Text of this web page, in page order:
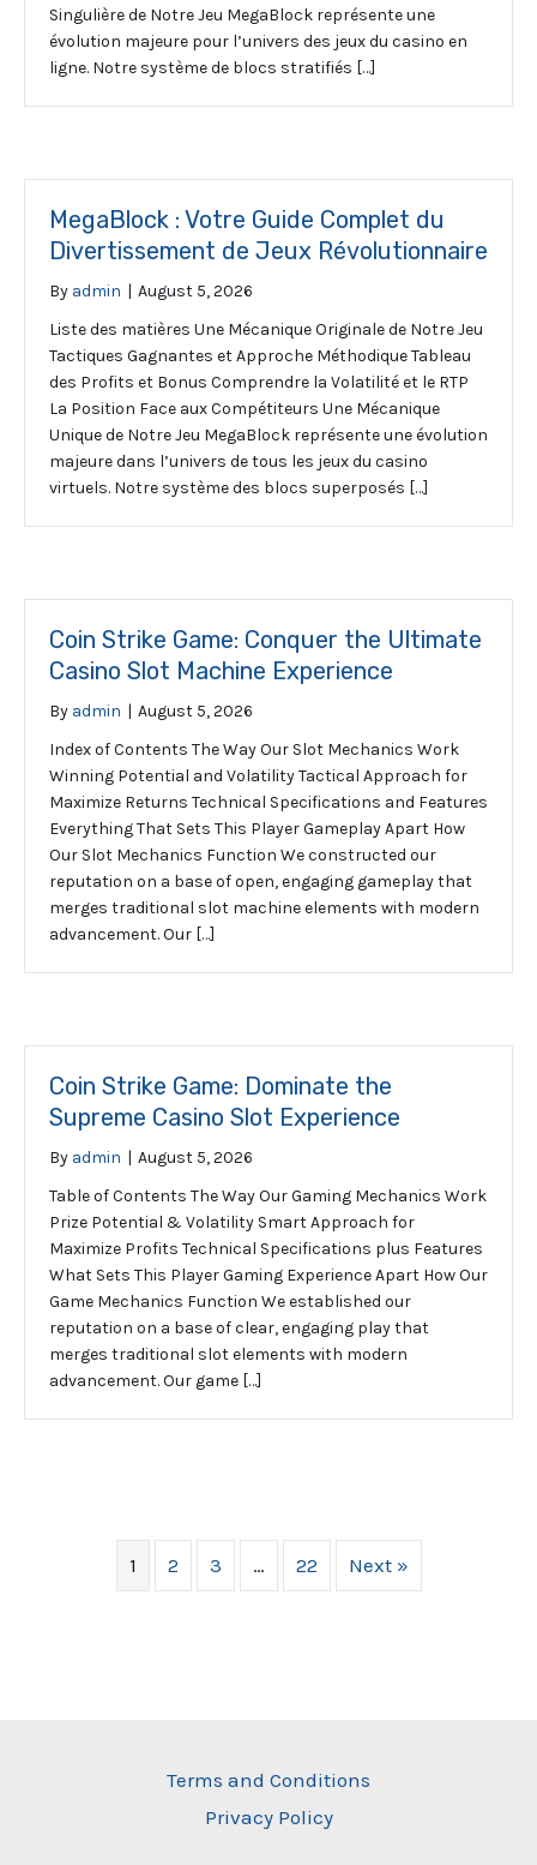
Singulière de Notre Jeu MegaBlock représente une
évolution majeure pour l’univers des jeux du casino en
ligne. Notre système de blocs stratifiés […]
MegaBlock : Votre Guide Complet du
Divertissement de Jeux Révolutionnaire
By admin | August 5, 2026
Liste des matières Une Mécanique Originale de Notre Jeu
Tactiques Gagnantes et Approche Méthodique Tableau
des Profits et Bonus Comprendre la Volatilité et le RTP
La Position Face aux Compétiteurs Une Mécanique
Unique de Notre Jeu MegaBlock représente une évolution
majeure dans l’univers de tous les jeux du casino
virtuels. Notre système des blocs superposés […]
Coin Strike Game: Conquer the Ultimate
Casino Slot Machine Experience
By admin | August 5, 2026
Index of Contents The Way Our Slot Mechanics Work
Winning Potential and Volatility Tactical Approach for
Maximize Returns Technical Specifications and Features
Everything That Sets This Player Gameplay Apart How
Our Slot Mechanics Function We constructed our
reputation on a base of open, engaging gameplay that
merges traditional slot machine elements with modern
advancement. Our […]
Coin Strike Game: Dominate the
Supreme Casino Slot Experience
By admin | August 5, 2026
Table of Contents The Way Our Gaming Mechanics Work
Prize Potential & Volatility Smart Approach for
Maximize Profits Technical Specifications plus Features
What Sets This Player Gaming Experience Apart How Our
Game Mechanics Function We established our
reputation on a base of clear, engaging play that
merges traditional slot elements with modern
advancement. Our game […]
1 2 3 … 22 Next »
Terms and Conditions
Privacy Policy